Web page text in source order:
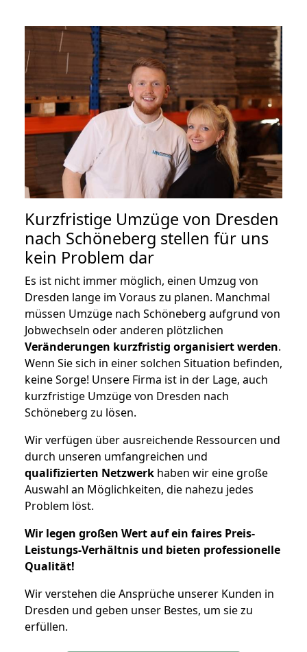
Kurzfristige Umzüge von Dresden
nach Schöneberg stellen für uns
kein Problem dar
Es ist nicht immer möglich, einen Umzug von
Dresden lange im Voraus zu planen. Manchmal
müssen Umzüge nach Schöneberg aufgrund von
Jobwechseln oder anderen plötzlichen
Veränderungen kurzfristig organisiert werden.
Wenn Sie sich in einer solchen Situation befinden,
keine Sorge! Unsere Firma ist in der Lage, auch
kurzfristige Umzüge von Dresden nach
Schöneberg zu lösen.
Wir verfügen über ausreichende Ressourcen und
durch unseren umfangreichen und
qualifizierten Netzwerk haben wir eine große
Auswahl an Möglichkeiten, die nahezu jedes
Problem löst.
Wir legen großen Wert auf ein faires Preis-
Leistungs-Verhältnis und bieten professionelle
Qualität!
Wir verstehen die Ansprüche unserer Kunden in
Dresden und geben unser Bestes, um sie zu
erfüllen.